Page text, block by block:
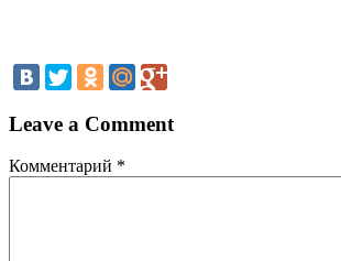
Leave a Comment
Комментарий *